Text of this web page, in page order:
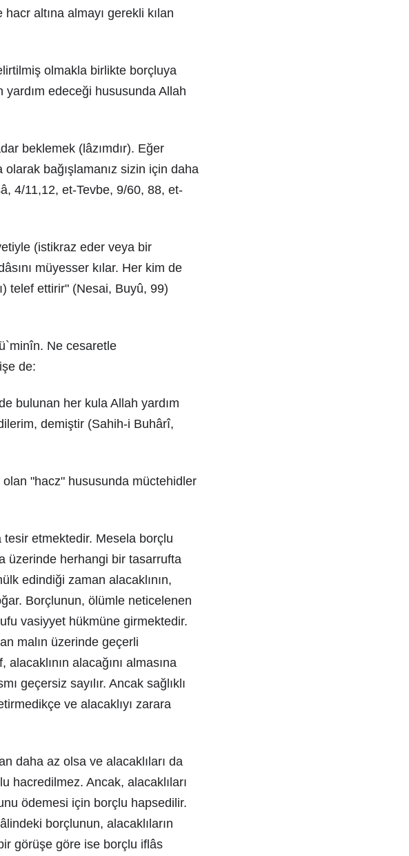
altına almayı gerekli kılan
olmakla birlikte borçluya
edeceği hususunda Allah
beklemek (lâzımdır). Eğer
bağışlamanız sizin için daha
4/11,12, et-Tevbe, 9/60, 88, et-
(istikraz eder veya bir
müyesser kılar. Her kim de
telef ettirir" (Nesai, Buyû, 99)
Ne cesaretle
de:
bulunan her kula Allah yardım
demiştir (Sahih-i Buhârî,
olan "hacz" hususunda müctehidler
tesir etmektedir. Mesela borçlu
üzerinde herhangi bir tasarrufta
edindiği zaman alacaklının,
Borçlunun, ölümle neticelenen
vasiyyet hükmüne girmektedir.
malın üzerinde geçerli
alacağını almasına
geçersiz sayılır. Ancak sağlıklı
ve alacaklıyı zarara
daha az olsa ve alacaklıları da
hacredilmez. Ancak, alacaklıları
ödemesi için borçlu hapsedilir.
borçlunun, alacaklıların
görüşe göre ise borçlu iflâs